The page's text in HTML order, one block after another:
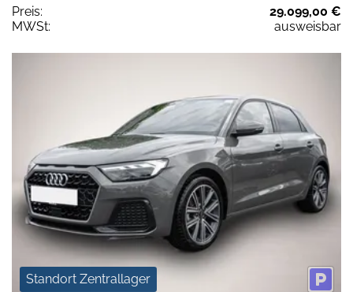
Preis:
29.099,00 €
MWSt:
ausweisbar
Standort Zentrallager